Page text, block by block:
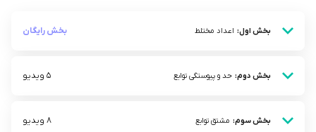
بخش اول: اعداد مختلط بخش رایگان
بخش دوم: حد و پیوستگی توابع 5 ویدیو
بخش سوم: مشتق توابع 8 ویدیو